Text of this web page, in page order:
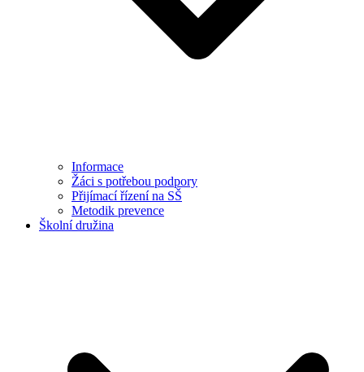
Informace
Žáci s potřebou podpory
Přijímací řízení na SŠ
Metodik prevence
Školní družina